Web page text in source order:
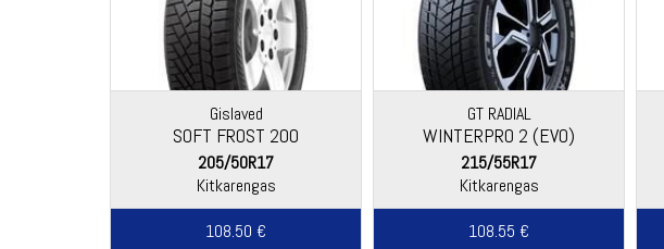
Gislaved
SOFT FROST 200
205/50R17
Kitkarengas
108.50 €
GT RADIAL
WINTERPRO 2 (EVO)
215/55R17
Kitkarengas
108.55 €